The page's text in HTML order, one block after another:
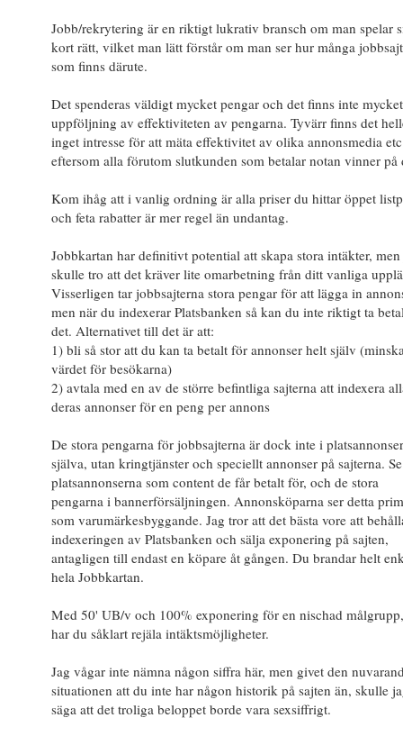
Jobb/rekrytering är en riktigt lukrativ bransch om man spelar
kort rätt, vilket man lätt förstår om man ser hur många
som finns därute.
Det spenderas väldigt mycket pengar och det finns inte mycket
uppföljning av effektiviteten av pengarna. Tyvärr finns det
inget intresse för att mäta effektivitet av olika annonsmedia
eftersom alla förutom slutkunden som betalar notan vinner på
Kom ihåg att i vanlig ordning är alla priser du hittar öppet
och feta rabatter är mer regel än undantag.
Jobbkartan har definitivt potential att skapa stora intäkter,
skulle tro att det kräver lite omarbetning från ditt vanliga
Visserligen tar jobbsajterna stora pengar för att lägga in
men när du indexerar Platsbanken så kan du inte riktigt ta
det. Alternativet till det är att:
1) bli så stor att du kan ta betalt för annonser helt själv
värdet för besökarna)
2) avtala med en av de större befintliga sajterna att indexera
deras annonser för en peng per annons
De stora pengarna för jobbsajterna är dock inte i
själva, utan kringtjänster och speciellt annonser på sajterna. Se
platsannonserna som content de får betalt för, och de stora
pengarna i bannerförsäljningen. Annonsköparna ser detta
som varumärkesbyggande. Jag tror att det bästa vore att
indexeringen av Platsbanken och sälja exponering på sajten,
antagligen till endast en köpare åt gången. Du brandar helt
hela Jobbkartan.
Med 50' UB/v och 100% exponering för en nischad
har du såklart rejäla intäktsmöjligheter.
Jag vågar inte nämna någon siffra här, men givet den
situationen att du inte har någon historik på sajten än, skulle
säga att det troliga beloppet borde vara sexsiffrigt.